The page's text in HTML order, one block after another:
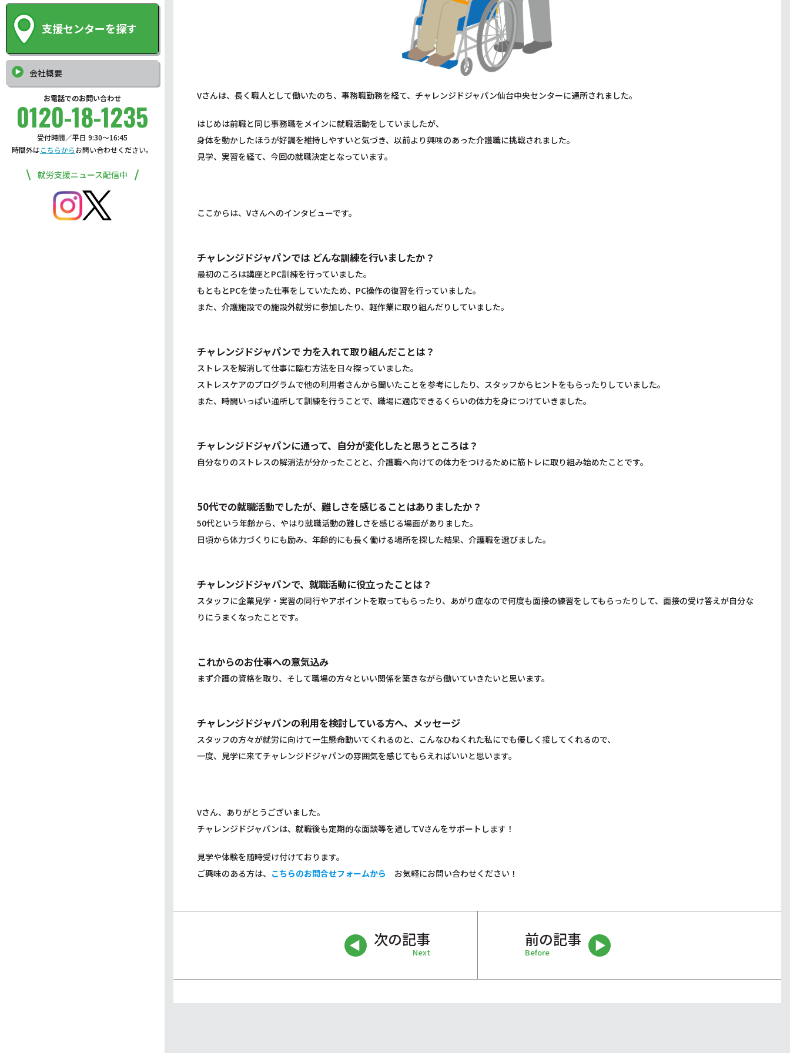
支援センターを探す
会社概要
お電話でのお問い合わせ
0120-18-1235
受付時間／平日 9:30〜16:45
時間外はこちらからお問い合わせください。
就労支援ニュース配信中
Vさんは、長く職人として働いたのち、事務職勤務を経て、チャレンジドジャパン仙台中央センターに通所されました。
はじめは前職と同じ事務職をメインに就職活動をしていましたが、
身体を動かしたほうが好調を維持しやすいと気づき、以前より興味のあった介護職に挑戦されました。
見学、実習を経て、今回の就職決定となっています。
ここからは、Vさんへのインタビューです。
チャレンジドジャパンでは どんな訓練を行いましたか？
最初のころは講座とPC訓練を行っていました。
もともとPCを使った仕事をしていたため、PC操作の復習を行っていました。
また、介護施設での施設外就労に参加したり、軽作業に取り組んだりしていました。
チャレンジドジャパンで 力を入れて取り組んだことは？
ストレスを解消して仕事に臨む方法を日々探っていました。
ストレスケアのプログラムで他の利用者さんから聞いたことを参考にしたり、スタッフからヒントをもらったりしていました。
また、時間いっぱい通所して訓練を行うことで、職場に適応できるくらいの体力を身につけていきました。
チャレンジドジャパンに通って、自分が変化したと思うところは？
自分なりのストレスの解消法が分かったことと、介護職へ向けての体力をつけるために筋トレに取り組み始めたことです。
50代での就職活動でしたが、難しさを感じることはありましたか？
50代という年齢から、やはり就職活動の難しさを感じる場面がありました。
日頃から体力づくりにも励み、年齢的にも長く働ける場所を探した結果、介護職を選びました。
チャレンジドジャパンで、就職活動に役立ったことは？
スタッフに企業見学・実習の同行やアポイントを取ってもらったり、あがり症なので何度も面接の練習をしてもらったりして、面接の受け答えが自分な
りにうまくなったことです。
これからのお仕事への意気込み
まず介護の資格を取り、そして職場の方々といい関係を築きながら働いていきたいと思います。
チャレンジドジャパンの利用を検討している方へ、メッセージ
スタッフの方々が就労に向けて一生懸命動いてくれるのと、こんなひねくれた私にでも優しく接してくれるので、
一度、見学に来てチャレンジドジャパンの雰囲気を感じてもらえればいいと思います。
Vさん、ありがとうございました。
チャレンジドジャパンは、就職後も定期的な面談等を通してVさんをサポートします！
見学や体験を随時受け付けております。
ご興味のある方は、 こちらのお問合せフォームから お気軽にお問い合わせください！
次の記事
Next
前の記事
Before